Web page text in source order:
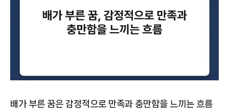
배가 부른 꿈은 감정적으로 만족과 충만함을 느끼는 흐름